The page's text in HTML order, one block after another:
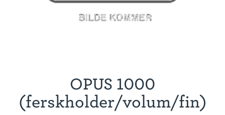
OPUS 1000
(ferskholder/volum/fin)